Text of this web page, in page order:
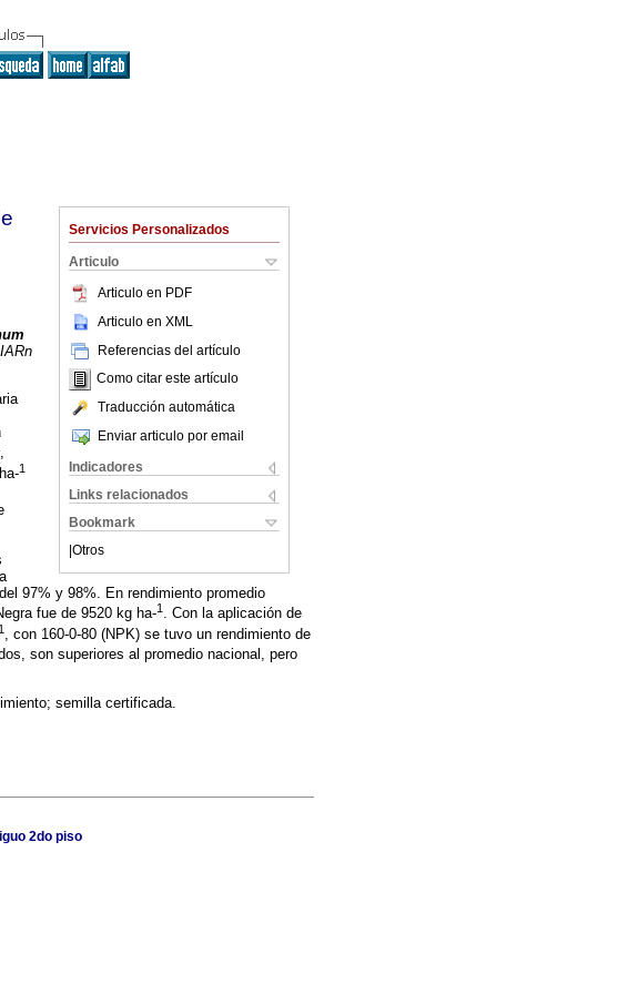
Servicios Personalizados
Articulo
Articulo en PDF
Articulo en XML
Referencias del artículo
Como citar este artículo
Traducción automática
Enviar articulo por email
Indicadores
Links relacionados
Bookmark
Otros
,
1
97% y 98%. En rendimiento promedio
fue de 9520 kg ha-1. Con la aplicación de
1 , con 160-0-80 (NPK) se tuvo un rendimiento de
son superiores al promedio nacional, pero
semilla certificada.
2do piso